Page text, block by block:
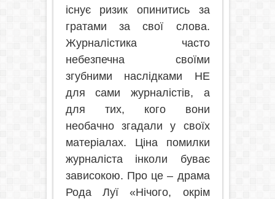
існує ризик опинитись за
гратами за свої слова.
Журналістика часто
небезпечна своїми
згубними наслідками НЕ
для сами журналістів, а
для тих, кого вони
необачно згадали у своїх
матеріалах. Ціна помилки
журналіста інколи буває
зависокою. Про це – драма
Рода Луї «Нічого, окрім